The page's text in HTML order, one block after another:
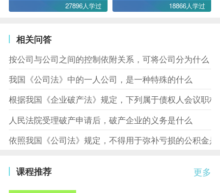
27896人学过 18866人学过
相关问答
按公司与公司之间的控制依附关系，可将公司分为什么
我国《公司法》中的一人公司，是一种特殊的什么
根据我国《企业破产法》规定，下列属于债权人会议职
人民法院受理破产申请后，破产企业的义务是什么
依照我国《公司法》规定，不得用于弥补亏损的公积金是
更多
课程推荐